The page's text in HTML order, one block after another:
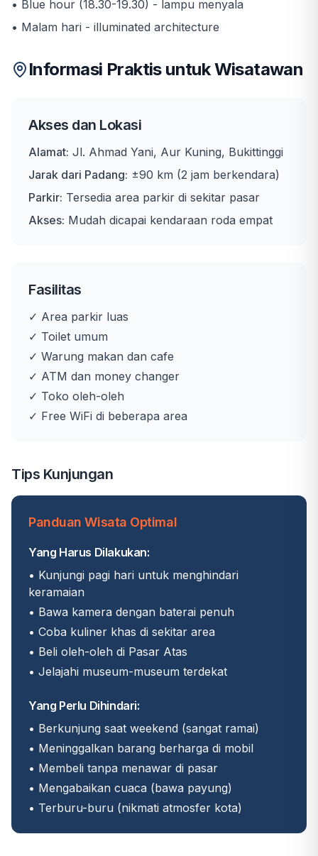
• Blue hour (18.30-19.30) - lampu menyala
• Malam hari - illuminated architecture
Informasi Praktis untuk Wisatawan
Akses dan Lokasi
Alamat: Jl. Ahmad Yani, Aur Kuning, Bukittinggi
Jarak dari Padang: ±90 km (2 jam berkendara)
Parkir: Tersedia area parkir di sekitar pasar
Akses: Mudah dicapai kendaraan roda empat
Fasilitas
✓ Area parkir luas
✓ Toilet umum
✓ Warung makan dan cafe
✓ ATM dan money changer
✓ Toko oleh-oleh
✓ Free WiFi di beberapa area
Tips Kunjungan
Panduan Wisata Optimal
Yang Harus Dilakukan:
• Kunjungi pagi hari untuk menghindari
keramaian
• Bawa kamera dengan baterai penuh
• Coba kuliner khas di sekitar area
• Beli oleh-oleh di Pasar Atas
• Jelajahi museum-museum terdekat
Yang Perlu Dihindari:
• Berkunjung saat weekend (sangat ramai)
• Meninggalkan barang berharga di mobil
• Membeli tanpa menawar di pasar
• Mengabaikan cuaca (bawa payung)
• Terburu-buru (nikmati atmosfer kota)